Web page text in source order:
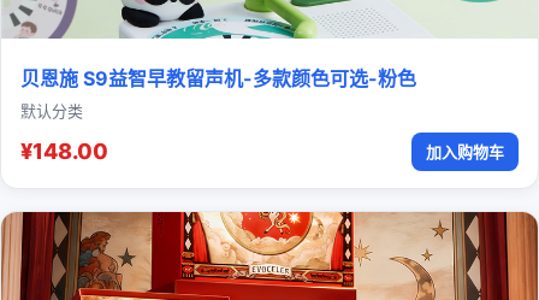
贝恩施 S9益智早教留声机-多款颜色可选-粉色
默认分类
¥148.00 加入购物车